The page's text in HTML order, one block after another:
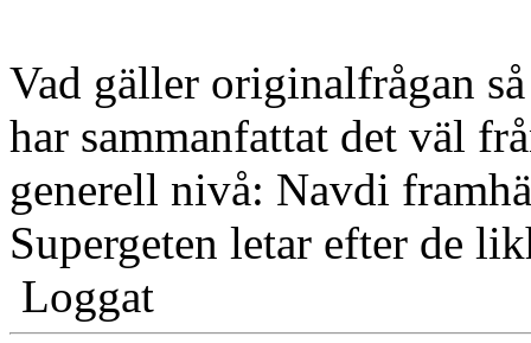
Vad gäller originalfrågan
har sammanfattat det väl
generell nivå: Navdi
Supergeten letar efter de
Loggat